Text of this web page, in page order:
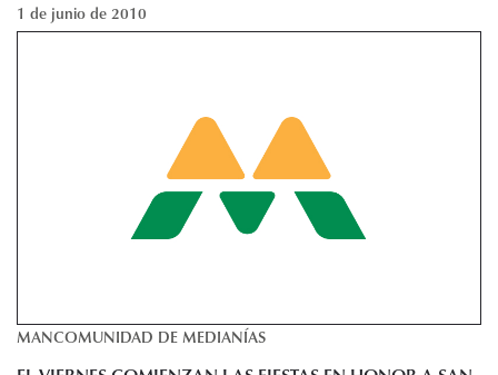
1 de junio de 2010
MANCOMUNIDAD DE MEDIANÍAS